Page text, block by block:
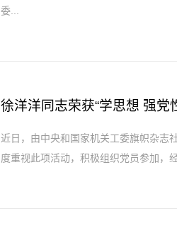
委...
徐洋洋同志荣获“学思想 强党
近日，由中央和国家机关工委旗帜杂志
度重视此项活动，积极组织党员参加，